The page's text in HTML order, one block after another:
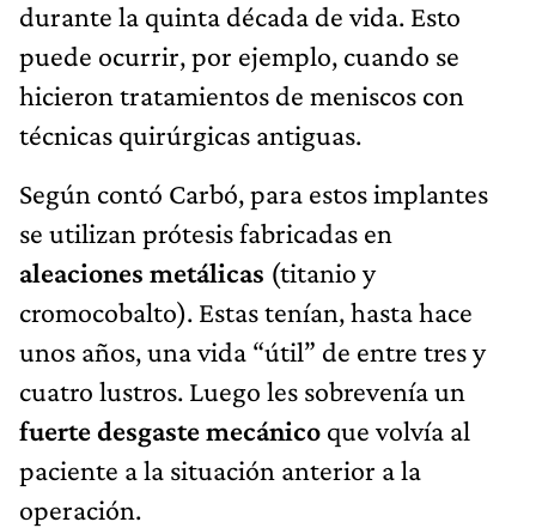
durante la quinta década de vida. Esto
puede ocurrir, por ejemplo, cuando se
hicieron tratamientos de meniscos con
técnicas quirúrgicas antiguas.
Según contó Carbó, para estos implantes
se utilizan prótesis fabricadas en
aleaciones metálicas (titanio y
cromocobalto). Estas tenían, hasta hace
unos años, una vida “útil” de entre tres y
cuatro lustros. Luego les sobrevenía un
fuerte desgaste mecánico que volvía al
paciente a la situación anterior a la
operación.